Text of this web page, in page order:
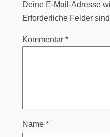
Deine E-Mail-Adresse
Erforderliche Felder
Kommentar *
Name *